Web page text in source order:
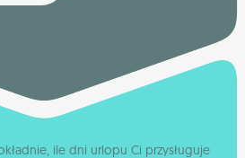
ile dni urlopu Ci przysługuje